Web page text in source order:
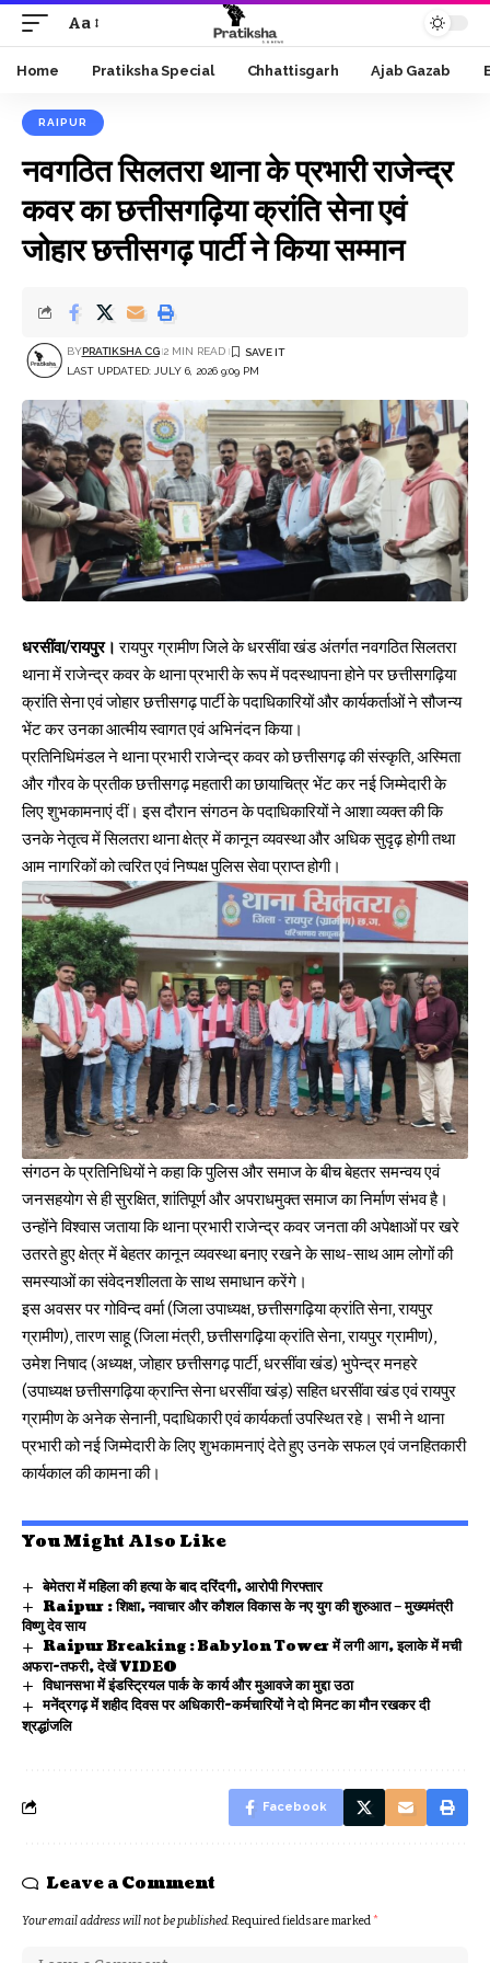
Font
Resizer
Aa
Home Pratiksha Special Chhattisgarh Ajab Gazab
RAIPUR
नवगठित सिलतरा थाना के प्रभारी राजेन्द्र
कवर का छत्तीसगढ़िया क्रांति सेना एवं
जोहार छत्तीसगढ़ पार्टी ने किया सम्मान
LAST UPDATED: JULY 6, 2026 9:09 PM
BYPRATIKSHA CG 2 MIN READ
धरसींवा/रायपुर।रायपुर ग्रामीण जिले के धरसींवा खंड अंतर्गत नवगठित सिलतरा
थाना में राजेन्द्र कवर के थाना प्रभारी के रूप में पदस्थापना होने पर छत्तीसगढ़िया
क्रांति सेना एवं जोहार छत्तीसगढ़ पार्टी के पदाधिकारियों और कार्यकर्ताओं ने सौजन्य
भेंट कर उनका आत्मीय स्वागत एवं अभिनंदन किया।
प्रतिनिधिमंडल ने थाना प्रभारी राजेन्द्र कवर को छत्तीसगढ़ की संस्कृति, अस्मिता
और गौरव के प्रतीक छत्तीसगढ़ महतारी का छायाचित्र भेंट कर नई जिम्मेदारी के
लिए शुभकामनाएं दीं। इस दौरान संगठन के पदाधिकारियों ने आशा व्यक्त की कि
उनके नेतृत्व में सिलतरा थाना क्षेत्र में कानून व्यवस्था और अधिक सुदृढ़ होगी तथा
आम नागरिकों को त्वरित एवं निष्पक्ष पुलिस सेवा प्राप्त होगी।
संगठन के प्रतिनिधियों ने कहा कि पुलिस और समाज के बीच बेहतर समन्वय एवं
जनसहयोग से ही सुरक्षित, शांतिपूर्ण और अपराधमुक्त समाज का निर्माण संभव है।
उन्होंने विश्वास जताया कि थाना प्रभारी राजेन्द्र कवर जनता की अपेक्षाओं पर खरे
उतरते हुए क्षेत्र में बेहतर कानून व्यवस्था बनाए रखने के साथ-साथ आम लोगों की
समस्याओं का संवेदनशीलता के साथ समाधान करेंगे।
इस अवसर पर गोविन्द वर्मा (जिला उपाध्यक्ष, छत्तीसगढ़िया क्रांति सेना, रायपुर
ग्रामीण), तारण साहू (जिला मंत्री, छत्तीसगढ़िया क्रांति सेना, रायपुर ग्रामीण),
उमेश निषाद (अध्यक्ष, जोहार छत्तीसगढ़ पार्टी, धरसींवा खंड) भुपेन्द्र मनहरे
(उपाध्यक्ष छत्तीसगढ़िया क्रान्ति सेना धरसींवा खंड़) सहित धरसींवा खंड एवं रायपुर
ग्रामीण के अनेक सेनानी, पदाधिकारी एवं कार्यकर्ता उपस्थित रहे। सभी ने थाना
प्रभारी को नई जिम्मेदारी के लिए शुभकामनाएं देते हुए उनके सफल एवं जनहितकारी
कार्यकाल की कामना की।
You Might Also Like
बेमेतरा में महिला की हत्या के बाद दरिंदगी, आरोपी गिरफ्तार
Raipur : शिक्षा, नवाचार और कौशल विकास के नए युग की शुरुआत – मुख्यमंत्री
विष्णु देव साय
Raipur Breaking : Babylon Tower में लगी आग, इलाके में मची
अफरा-तफरी, देखें VIDEO
विधानसभा में इंडस्ट्रियल पार्क के कार्य और मुआवजे का मुद्दा उठा
मनेंद्रगढ़ में शहीद दिवस पर अधिकारी-कर्मचारियों ने दो मिनट का मौन रखकर दी
श्रद्धांजलि
Facebook
Leave a Comment
Your email address will not be published. Required fields are marked *